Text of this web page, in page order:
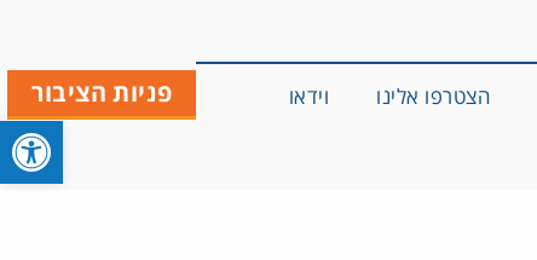
פניות הציבור הצטרפו אלינו וידאו
פתח